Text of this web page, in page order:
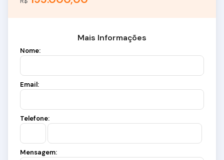
Mais Informações
Nome:
Email:
Telefone:
Mensagem: